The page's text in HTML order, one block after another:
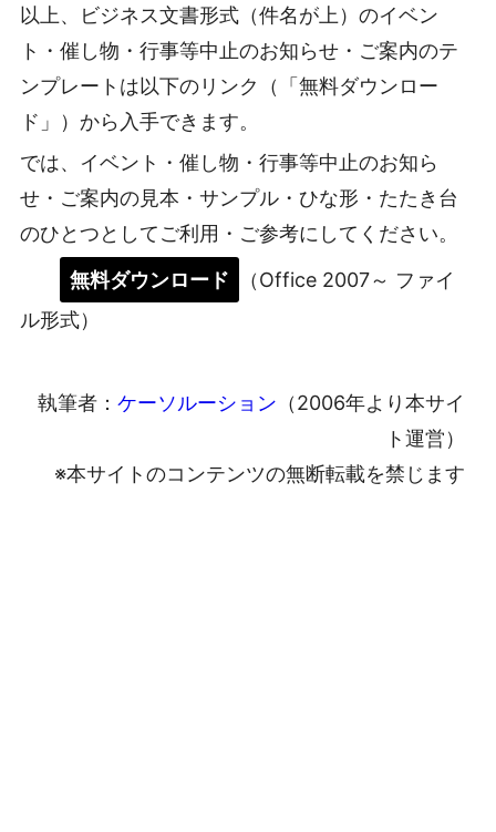
以上、ビジネス文書形式（件名が上）のイベン
ト・催し物・行事等中止のお知らせ・ご案内のテ
ンプレートは以下のリンク（「無料ダウンロー
ド」）から入手できます。
では、イベント・催し物・行事等中止のお知ら
せ・ご案内の見本・サンプル・ひな形・たたき台
のひとつとしてご利用・ご参考にしてください。
無料ダウンロード
（Office 2007～ ファイ
ル形式）
執筆者： ケーソルーション （2006年より本サイ
ト運営）
※本サイトのコンテンツの無断転載を禁じます